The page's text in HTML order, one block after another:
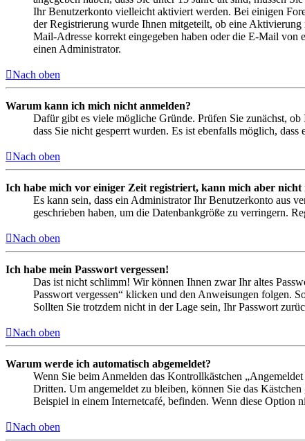
Ihr Benutzerkonto vielleicht aktiviert werden. Bei einigen
der Registrierung wurde Ihnen mitgeteilt, ob eine
Mail-Adresse korrekt eingegeben haben oder die E-Mail von
einen Administrator.
Nach oben
Warum kann ich mich nicht anmelden?
Dafür gibt es viele mögliche Gründe. Prüfen Sie zunächst,
dass Sie nicht gesperrt wurden. Es ist ebenfalls möglich,
Nach oben
Ich habe mich vor einiger Zeit registriert, kann mich aber nicht
Es kann sein, dass ein Administrator Ihr Benutzerkonto aus
geschrieben haben, um die Datenbankgröße zu verringern.
Nach oben
Ich habe mein Passwort vergessen!
Das ist nicht schlimm! Wir können Ihnen zwar Ihr altes
Passwort vergessen“ klicken und den Anweisungen folgen.
Sollten Sie trotzdem nicht in der Lage sein, Ihr Passwort
Nach oben
Warum werde ich automatisch abgemeldet?
Wenn Sie beim Anmelden das Kontrollkästchen
Dritten. Um angemeldet zu bleiben, können Sie das
Beispiel in einem Internetcafé, befinden. Wenn diese Option
Nach oben